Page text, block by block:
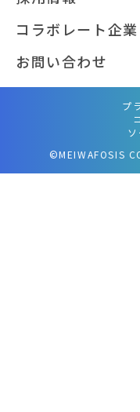
コラボレート企業
お問い合わせ
プ
©MEIWAFOSIS